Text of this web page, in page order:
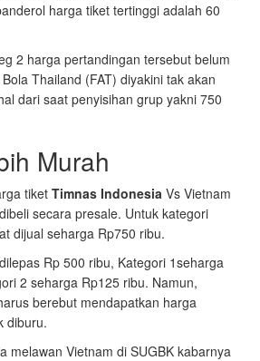
harga tiket tertinggi adalah 60
2 harga pertandingan tersebut belum
Thailand (FAT) diyakini tak akan
dari saat penyisihan grup yakni 750
Murah
tiket Timnas Indonesia Vs Vietnam
secara presale. Untuk kategori
dijual seharga Rp750 ribu.
Rp 500 ribu, Kategori 1seharga
2 seharga Rp125 ribu. Namun,
berebut mendapatkan harga
diburu.
melawan Vietnam di SUGBK kabarnya